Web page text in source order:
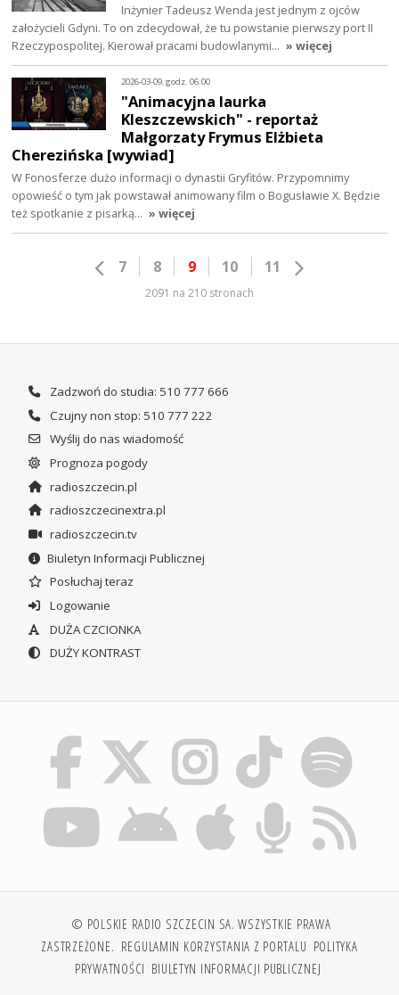
Inżynier Tadeusz Wenda jest jednym z ojców
założycieli Gdyni. To on zdecydował, że tu powstanie pierwszy port II
Rzeczypospolitej. Kierował pracami budowlanymi… » więcej
2026-03-09, godz. 06:00
"Animacyjna laurka
Kleszczewskich" - reportaż
Małgorzaty Frymus Elżbieta
Cherezińska [wywiad]
W Fonosferze dużo informacji o dynastii Gryfitów. Przypomnimy
opowieść o tym jak powstawał animowany film o Bogusławie X. Będzie
też spotkanie z pisarką… » więcej
7 8 9 10 11
2091 na 210 stronach
Zadzwoń do studia: 510 777 666
Czujny non stop: 510 777 222
Wyślij do nas wiadomość
Prognoza pogody
radioszczecin.pl
radioszczecinextra.pl
radioszczecin.tv
Biuletyn Informacji Publicznej
Posłuchaj teraz
Logowanie
DUŻA CZCIONKA
DUŻY KONTRAST
© POLSKIE RADIO SZCZECIN SA. WSZYSTKIE PRAWA
ZASTRZEŻONE. REGULAMIN KORZYSTANIA Z PORTALU POLITYKA
PRYWATNOŚCI BIULETYN INFORMACJI PUBLICZNEJ